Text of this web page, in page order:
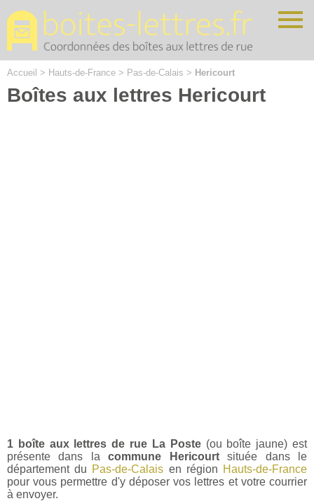
Accueil > Hauts-de-France > Pas-de-Calais > Hericourt
Boîtes aux lettres Hericourt
1 boîte aux lettres de rue La Poste(ou boîte jaune) est
présente dans lacommune Hericourtsituée dans le
département du Pas-de-Calais en région Hauts-de-France
pour vous permettre d'y déposer vos lettres et votre courrier
à envoyer.